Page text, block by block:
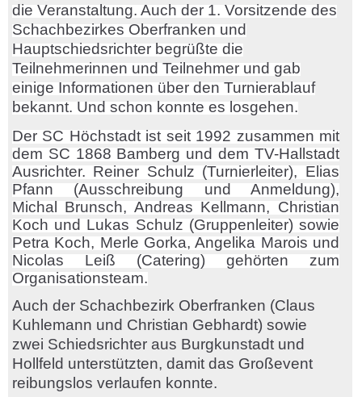
die Veranstaltung. Auch der 1. Vorsitzende des
Schachbezirkes Oberfranken und
Hauptschiedsrichter begrüßte die
Teilnehmerinnen und Teilnehmer und gab
einige Informationen über den Turnierablauf
bekannt. Und schon konnte es losgehen.
Der SC Höchstadt ist seit 1992 zusammen mit
dem SC 1868 Bamberg und dem TV-Hallstadt
Ausrichter. Reiner Schulz (Turnierleiter), Elias
Pfann (Ausschreibung und Anmeldung),
Michal Brunsch, Andreas Kellmann, Christian
Koch und Lukas Schulz (Gruppenleiter) sowie
Petra Koch, Merle Gorka, Angelika Marois und
Nicolas Leiß (Catering) gehörten zum
Organisationsteam.
Auch der Schachbezirk Oberfranken (Claus
Kuhlemann und Christian Gebhardt) sowie
zwei Schiedsrichter aus Burgkunstadt und
Hollfeld unterstützten, damit das Großevent
reibungslos verlaufen konnte.